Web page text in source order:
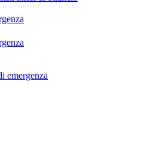
emergenza